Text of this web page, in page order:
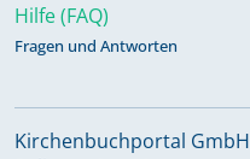
Hilfe (FAQ)
Fragen und Antworten
Kirchenbuchportal GmbH